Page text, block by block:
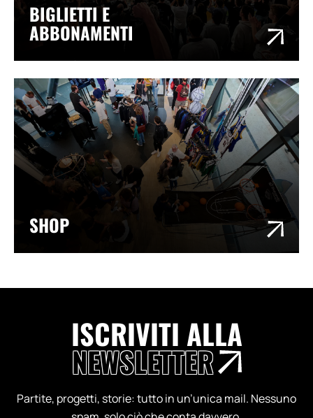
BIGLIETTI E
ABBONAMENTI
SHOP
ISCRIVITI ALLA
NEWSLETTER
Partite, progetti, storie: tutto in un’unica mail. Nessuno